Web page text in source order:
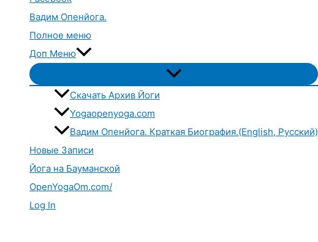
Вадим Опенйога.
Полное меню
Доп Меню
Переключатель
меню
Скачать Архив Йоги
Yogaopenyoga.com
Вадим Опенйога. Краткая Биография.(English, Русский)
Новые Записи
Йога на Бауманской
OpenYogaOm.com/
Log In